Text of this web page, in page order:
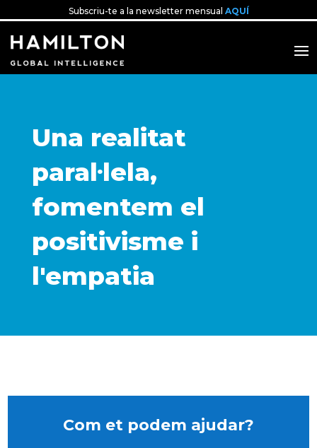
Subscriu-te a la newsletter mensual AQUÍ
Una realitat
paral·lela,
fomentem el
positivisme i
l'empatia
Com et podem ajudar?